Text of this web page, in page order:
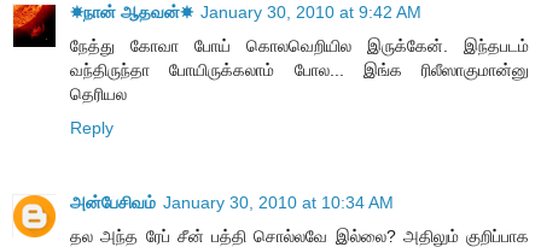
☀நான் ஆதவன்☀ January 30, 2010 at 9:42 AM
நேத்து கோவா போய் கொலவெறியில இருக்கேன். இந்தபடம்
வந்திருந்தா போயிருக்கலாம் போல... இங்க ரிலீஸாகுமான்னு
தெரியல
Reply
அன்பேசிவம் January 30, 2010 at 10:34 AM
தல அந்த ரேப் சீன் பத்தி சொல்லவே இல்லை? அதிலும் குறிப்பாக